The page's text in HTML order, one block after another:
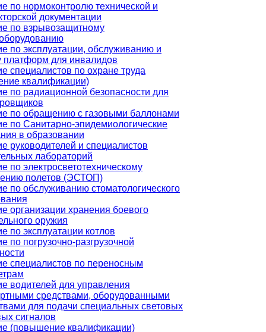
по нормоконтролю технической и
документации
по взрывозащитному
по эксплуатации, обслуживанию и
платформ для инвалидов
специалистов по охране труда
квалификации)
по радиационной безопасности для
по обращению с газовыми баллонами
по Санитарно-эпидемиологические
в образовании
руководителей и специалистов
лабораторий
по электросветотехническому
полетов (ЭСТОП)
по обслуживанию стоматологического
организации хранения боевого
оружия
по эксплуатации котлов
по погрузочно-разгрузочной
специалистов по переносным
водителей для управления
средствами, оборудованными
для подачи специальных световых
сигналов
(повышение квалификации)